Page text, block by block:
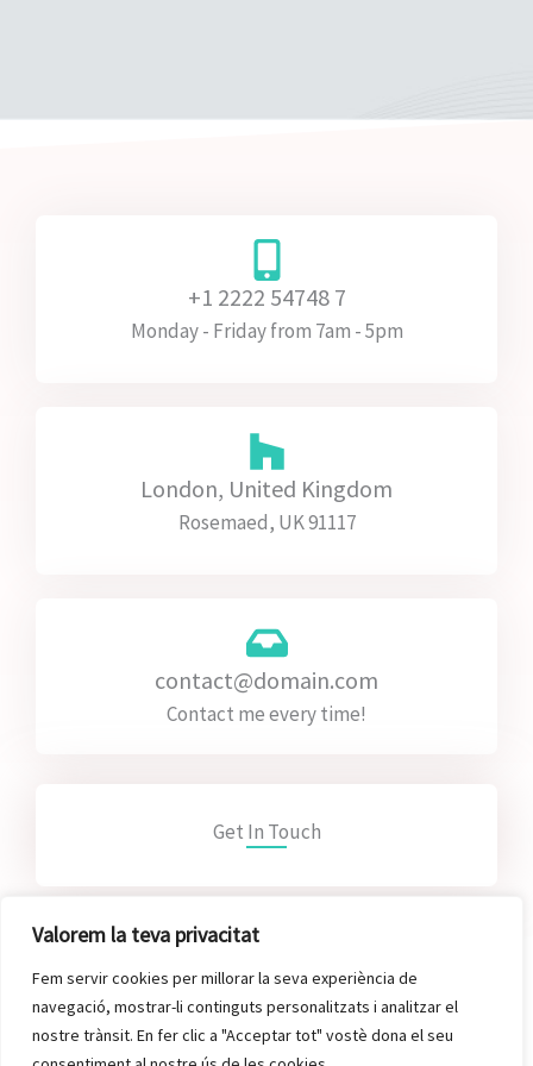
Valorem la teva privacitat
Fem servir cookies per millorar la seva experiència de
navegació, mostrar-li continguts personalitzats i analitzar el
nostre trànsit. En fer clic a "Acceptar tot" vostè dona el seu
+1 2222 54748 7
Monday - Friday from 7am - 5pm
London, United Kingdom
Rosemaed, UK 91117
contact@domain.com
Contact me every time!
Get In Touch
Message Me
Lorem ipsum dolor sit amet, consectetur adipiscing
elit. Ut elit tellus, luctus nec ullamcor mattis,
pulvinar dapibus leo.